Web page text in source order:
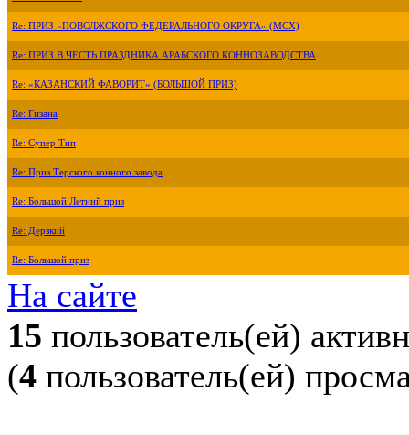
Re: ПРИЗ «ПОВОЛЖСКОГО ФЕДЕРАЛЬНОГО ОКРУГА» (МСХ)
Re: ПРИЗ В ЧЕСТЬ ПРАЗДНИКА АРАБСКОГО КОННОЗАВОДСТВА
Re: «КАЗАНСКИЙ ФАВОРИТ» (БОЛЬШОЙ ПРИЗ)
Re: Гизана
Re: Супер Тип
Re: Приз Терского конного завода
Re: Большой Летний приз
Re: Дерзкий
Re: Большой приз
На сайте
15 пользователь(ей)
(4 пользователь(ей)